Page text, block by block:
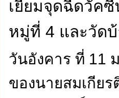
เยี่ยมจุดฉีดวัค
หมู่ที่ 4 และวัด
วันอังคาร ที่ 11
ของนายสมเกีย